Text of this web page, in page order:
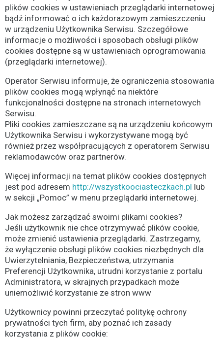
plików cookies w ustawieniach przeglądarki internetowej
bądź informować o ich każdorazowym zamieszczeniu
w urządzeniu Użytkownika Serwisu. Szczegółowe
informacje o możliwości i sposobach obsługi plików
cookies dostępne są w ustawieniach oprogramowania
(przeglądarki internetowej).
Operator Serwisu informuje, że ograniczenia stosowania
plików cookies mogą wpłynąć na niektóre
funkcjonalności dostępne na stronach internetowych
Serwisu.
Pliki cookies zamieszczane są na urządzeniu końcowym
Użytkownika Serwisu i wykorzystywane mogą być
również przez współpracujących z operatorem Serwisu
reklamodawców oraz partnerów.
Więcej informacji na temat plików cookies dostępnych
jest pod adresem http://wszystkoociasteczkach.pl lub
w sekcji „Pomoc” w menu przeglądarki internetowej.
Jak możesz zarządzać swoimi plikami cookies?
Jeśli użytkownik nie chce otrzymywać plików cookie,
może zmienić ustawienia przeglądarki. Zastrzegamy,
że wyłączenie obsługi plików cookies niezbędnych dla
Uwierzytelniania, Bezpieczeństwa, utrzymania
Preferencji Użytkownika, utrudni korzystanie z portalu
Administratora, w skrajnych przypadkach może
uniemożliwić korzystanie ze stron www
Użytkownicy powinni przeczytać politykę ochrony
prywatności tych firm, aby poznać ich zasady
korzystania z plików cookie: